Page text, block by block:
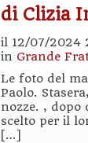
di Clizia
il 12/07/2024
in Grande
Le foto del
Paolo.
nozze. , dopo
scelto per il
[…]